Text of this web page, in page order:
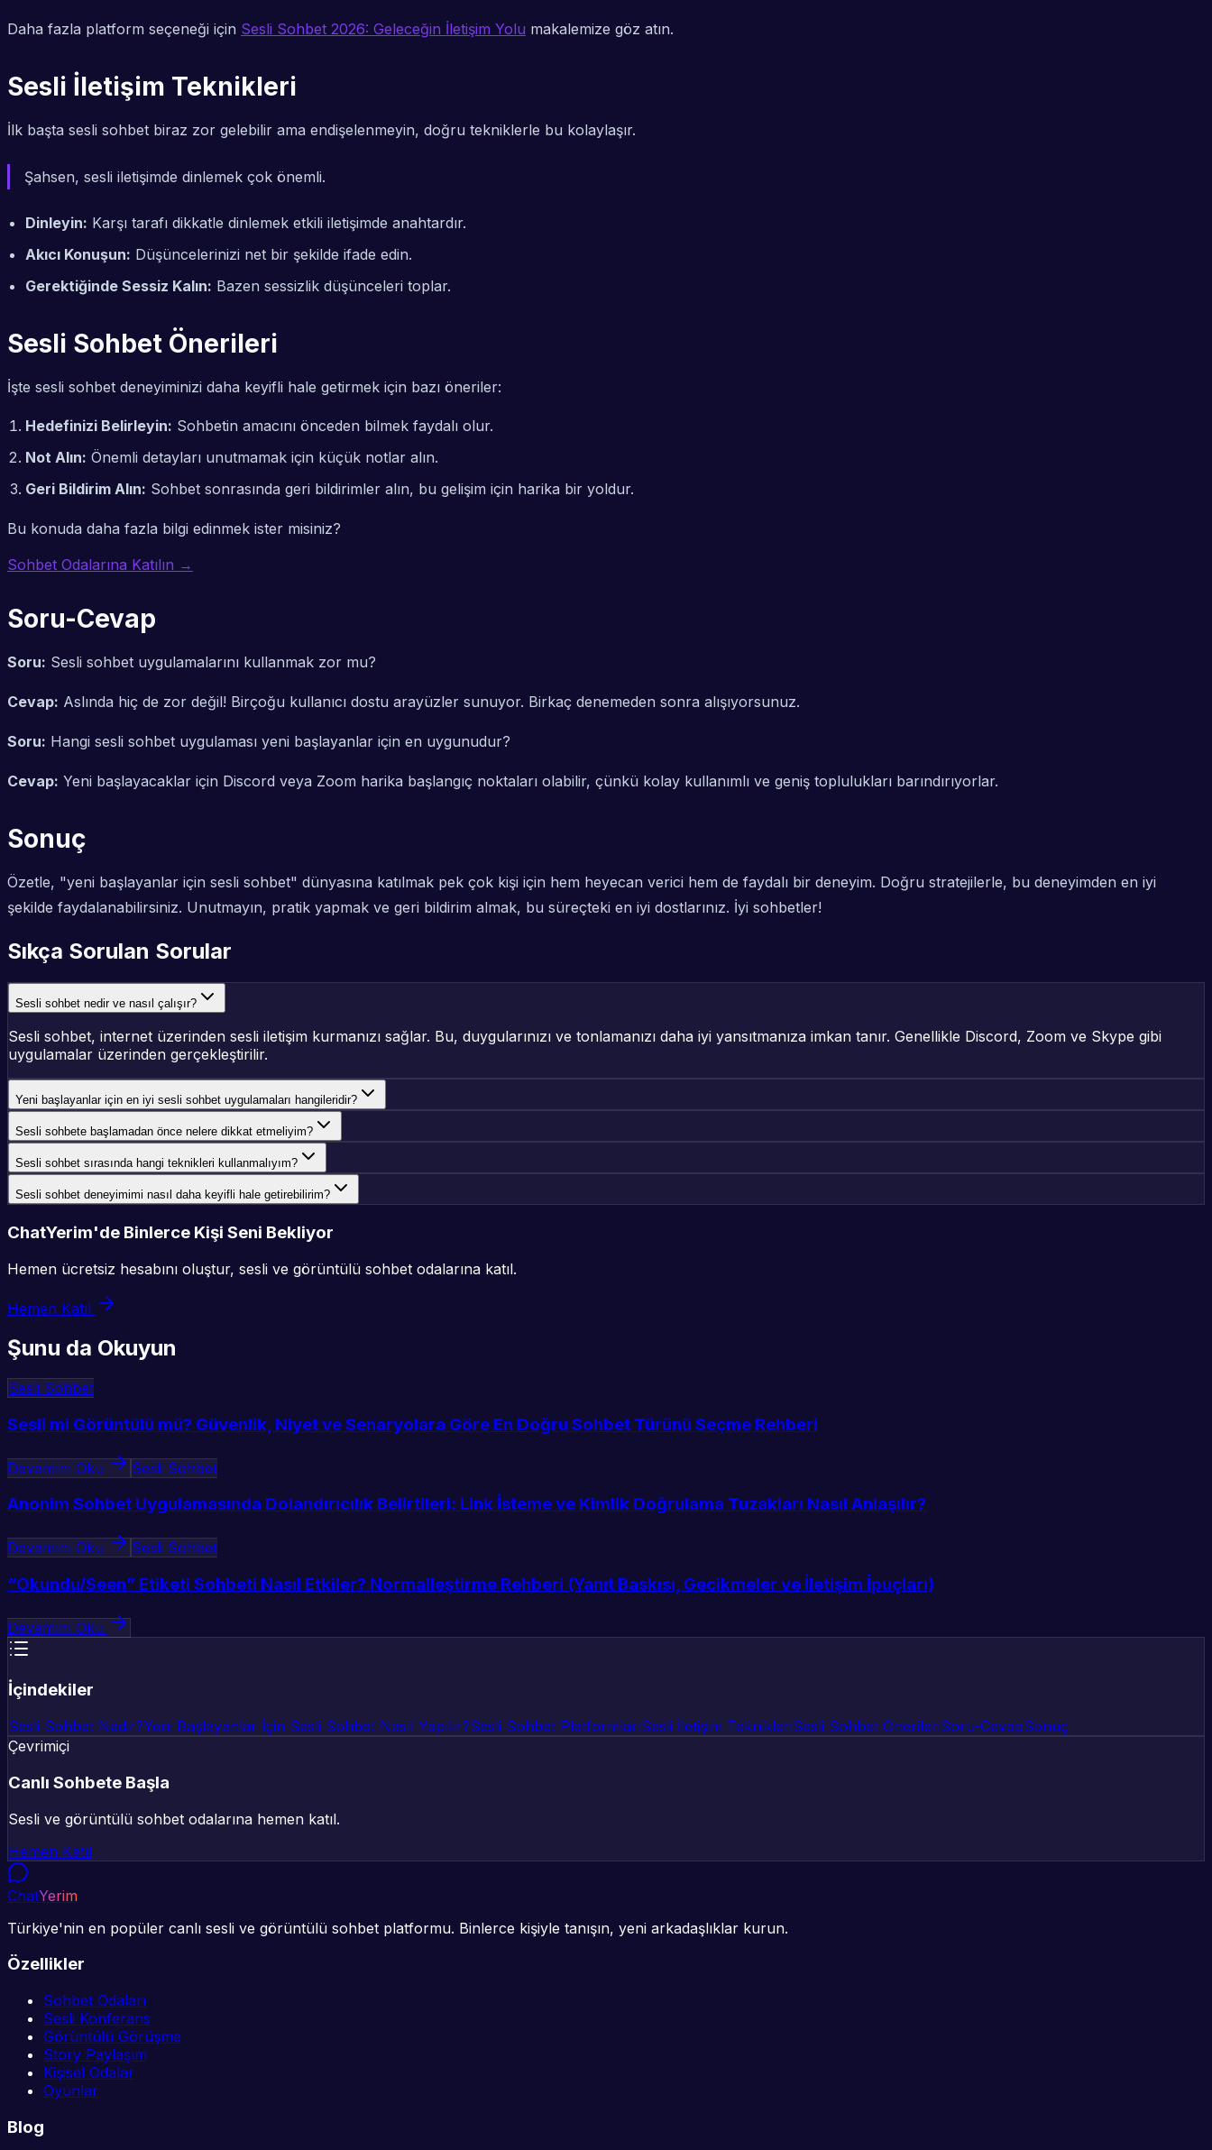
Daha fazla platform seçeneği için Sesli Sohbet 2026: Geleceğin İletişim Yolu makalemize göz atın.
Sesli İletişim Teknikleri
İlk başta sesli sohbet biraz zor gelebilir ama endişelenmeyin, doğru tekniklerle bu kolaylaşır.
Şahsen, sesli iletişimde dinlemek çok önemli.
Dinleyin: Karşı tarafı dikkatle dinlemek etkili iletişimde anahtardır.
Akıcı Konuşun: Düşüncelerinizi net bir şekilde ifade edin.
Gerektiğinde Sessiz Kalın: Bazen sessizlik düşünceleri toplar.
Sesli Sohbet Önerileri
İşte sesli sohbet deneyiminizi daha keyifli hale getirmek için bazı öneriler:
Hedefinizi Belirleyin: Sohbetin amacını önceden bilmek faydalı olur.
Not Alın: Önemli detayları unutmamak için küçük notlar alın.
Geri Bildirim Alın: Sohbet sonrasında geri bildirimler alın, bu gelişim için harika bir yoldur.
Bu konuda daha fazla bilgi edinmek ister misiniz?
Sohbet Odalarına Katılın →
Soru-Cevap
Soru: Sesli sohbet uygulamalarını kullanmak zor mu?
Cevap: Aslında hiç de zor değil! Birçoğu kullanıcı dostu arayüzler sunuyor. Birkaç denemeden sonra alışıyorsunuz.
Soru: Hangi sesli sohbet uygulaması yeni başlayanlar için en uygunudur?
Cevap: Yeni başlayacaklar için Discord veya Zoom harika başlangıç noktaları olabilir, çünkü kolay kullanımlı ve geniş toplulukları barındırıyorlar.
Sonuç
Özetle, "yeni başlayanlar için sesli sohbet" dünyasına katılmak pek çok kişi için hem heyecan verici hem de faydalı bir deneyim. Doğru stratejilerle, bu deneyimden en iyi
şekilde faydalanabilirsiniz. Unutmayın, pratik yapmak ve geri bildirim almak, bu süreçteki en iyi dostlarınız. İyi sohbetler!
Sıkça Sorulan Sorular
Sesli sohbet nedir ve nasıl çalışır?
Sesli sohbet, internet üzerinden sesli iletişim kurmanızı sağlar. Bu, duygularınızı ve tonlamanızı daha iyi yansıtmanıza imkan tanır. Genellikle Discord, Zoom ve Skype gibi
uygulamalar üzerinden gerçekleştirilir.
Yeni başlayanlar için en iyi sesli sohbet uygulamaları hangileridir?
Sesli sohbete başlamadan önce nelere dikkat etmeliyim?
Sesli sohbet sırasında hangi teknikleri kullanmalıyım?
Sesli sohbet deneyimimi nasıl daha keyifli hale getirebilirim?
ChatYerim'de Binlerce Kişi Seni Bekliyor
Hemen ücretsiz hesabını oluştur, sesli ve görüntülü sohbet odalarına katıl.
Hemen Katıl
Şunu da Okuyun
Sesli Sohbet
Sesli mi Görüntülü mü? Güvenlik, Niyet ve Senaryolara Göre En Doğru Sohbet Türünü Seçme Rehberi
Devamını Oku Sesli Sohbet
Anonim Sohbet Uygulamasında Dolandırıcılık Belirtileri: Link İsteme ve Kimlik Doğrulama Tuzakları Nasıl Anlaşılır?
Devamını Oku Sesli Sohbet
“Okundu/Seen” Etiketi Sohbeti Nasıl Etkiler? Normalleştirme Rehberi (Yanıt Baskısı, Gecikmeler ve İletişim İpuçları)
Devamını Oku
İçindekiler
Sesli Sohbet Nedir?Yeni Başlayanlar İçin Sesli Sohbet Nasıl Yapılır?Sesli Sohbet PlatformlarıSesli İletişim TeknikleriSesli Sohbet ÖnerileriSoru-CevapSonuç
Çevrimiçi
Canlı Sohbete Başla
Sesli ve görüntülü sohbet odalarına hemen katıl.
Hemen Katıl
ChatYerim
Türkiye'nin en popüler canlı sesli ve görüntülü sohbet platformu. Binlerce kişiyle tanışın, yeni arkadaşlıklar kurun.
Özellikler
Sohbet Odaları
Sesli Konferans
Görüntülü Görüşme
Story Paylaşım
Kişisel Odalar
Oyunlar
Blog